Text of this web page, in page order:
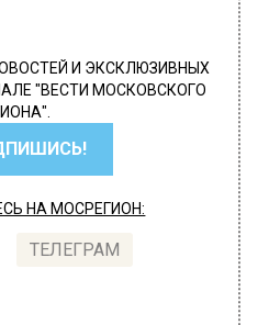
И ЭКСКЛЮЗИВНЫХ
"ВЕСТИ МОСКОВСКОГО
НА МОСРЕГИОН:
ТЕЛЕГРАМ